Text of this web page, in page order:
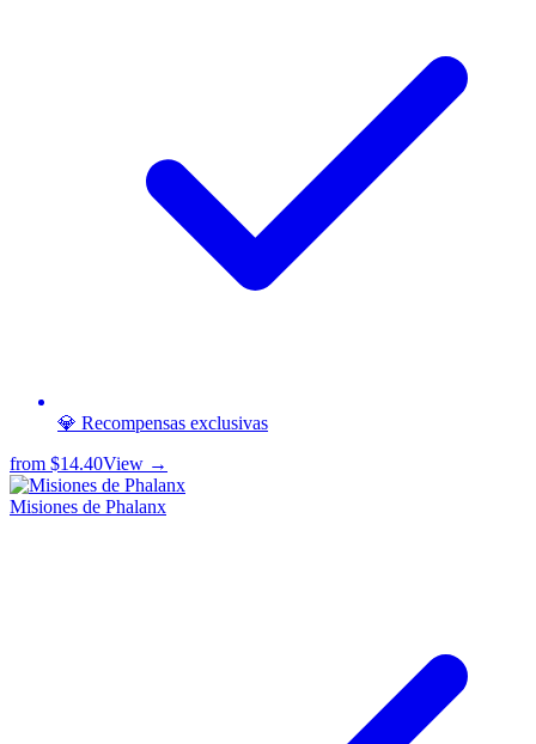
💎 Recompensas exclusivas
from $14.40View →
Misiones de Phalanx